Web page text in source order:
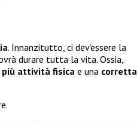
. Innanzitutto, ci dev’essere la
durare tutta la vita. Ossia,
più attività fisica e una corretta